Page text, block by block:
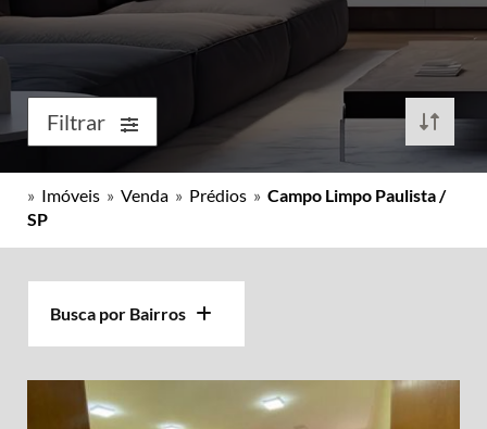
Filtrar
» Imóveis » Venda » Prédios » Campo Limpo Paulista /
SP
Busca por Bairros